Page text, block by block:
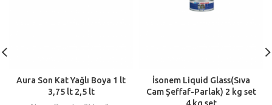
Aura Son Kat Yağlı Boya 1 lt
3,75 lt 2,5 lt
İsonem Liquid Glass(Sıva
Cam Şeffaf-Parlak) 2 kg set